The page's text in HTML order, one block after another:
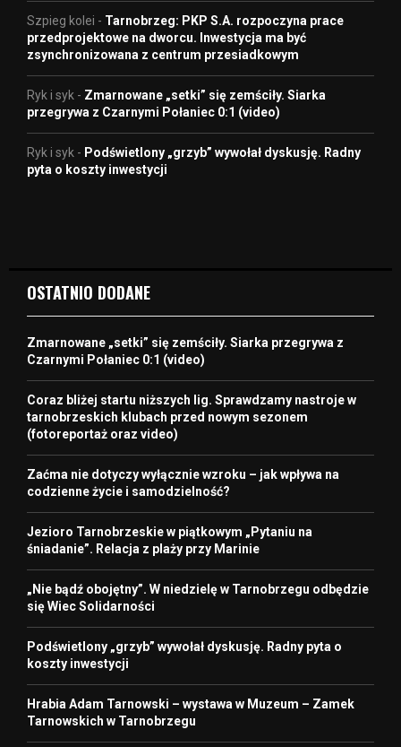
Szpieg kolei - Tarnobrzeg: PKP S.A. rozpoczyna prace
przedprojektowe na dworcu. Inwestycja ma być
zsynchronizowana z centrum przesiadkowym
Ryk i syk - Zmarnowane „setki” się zemściły. Siarka
przegrywa z Czarnymi Połaniec 0:1 (video)
Ryk i syk - Podświetlony „grzyb” wywołał dyskusję. Radny
pyta o koszty inwestycji
OSTATNIO DODANE
Zmarnowane „setki” się zemściły. Siarka przegrywa z
Czarnymi Połaniec 0:1 (video)
Coraz bliżej startu niższych lig. Sprawdzamy nastroje w
tarnobrzeskich klubach przed nowym sezonem
(fotoreportaż oraz video)
Zaćma nie dotyczy wyłącznie wzroku – jak wpływa na
codzienne życie i samodzielność?
Jezioro Tarnobrzeskie w piątkowym „Pytaniu na
śniadanie”. Relacja z plaży przy Marinie
„Nie bądź obojętny”. W niedzielę w Tarnobrzegu odbędzie
się Wiec Solidarności
Podświetlony „grzyb” wywołał dyskusję. Radny pyta o
koszty inwestycji
Hrabia Adam Tarnowski – wystawa w Muzeum – Zamek
Tarnowskich w Tarnobrzegu